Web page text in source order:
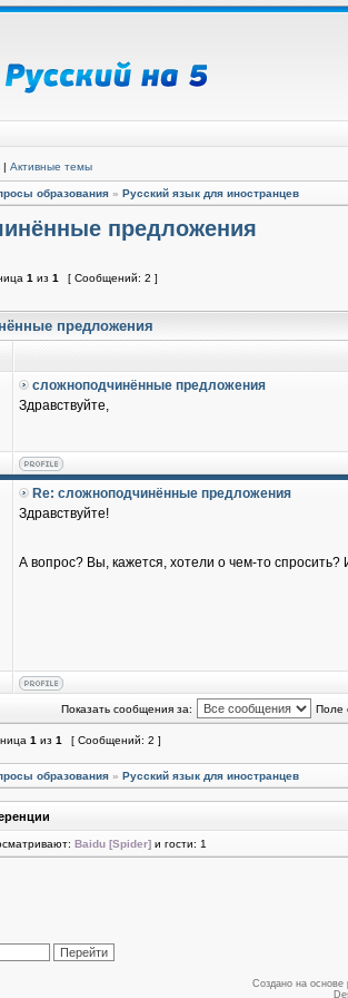
| Активные темы
образования » Русский язык для иностранцев
предложения
1 из 1
[ Сообщений: 2 ]
предложения
сложноподчинённые предложения
Здравствуйте,
Re: сложноподчинённые предложения
Здравствуйте!
А вопрос? Вы, кажется, хотели о чем-то
Показать сообщения за: Поле
1 из 1 [ Сообщений: 2 ]
образования » Русский язык для иностранцев
Baidu [Spider] и гости: 1
Создано на основе